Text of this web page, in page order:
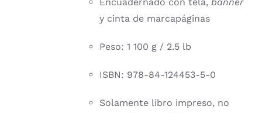
y cinta de marcapáginas
Peso: 1 100 g / 2.5 lb
ISBN: 978-84-124453-5-0
Solamente libro impreso, no